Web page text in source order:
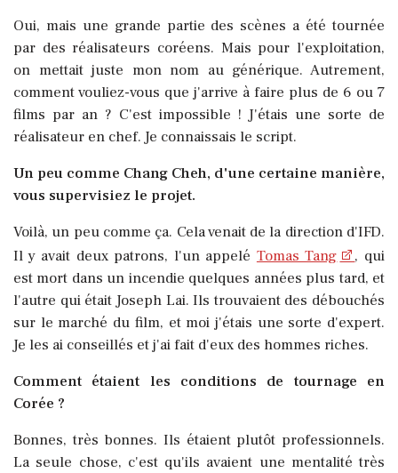
Oui, mais une grande partie des scènes a été tournée
par des réalisateurs coréens. Mais pour l'exploitation,
on mettait juste mon nom au générique. Autrement,
comment vouliez-vous que j'arrive à faire plus de 6 ou 7
films par an ? C'est impossible ! J'étais une sorte de
réalisateur en chef. Je connaissais le script.
Un peu comme Chang Cheh, d'une certaine manière,
vous supervisiez le projet.
Voilà, un peu comme ça. Cela venait de la direction d'IFD.
Il y avait deux patrons, l'un appelé Tomas Tang
, qui
est mort dans un incendie quelques années plus tard, et
l'autre qui était Joseph Lai. Ils trouvaient des débouchés
sur le marché du film, et moi j'étais une sorte d'expert.
Je les ai conseillés et j'ai fait d'eux des hommes riches.
Comment étaient les conditions de tournage en
Corée ?
Bonnes, très bonnes. Ils étaient plutôt professionnels.
La seule chose, c'est qu'ils avaient une mentalité très